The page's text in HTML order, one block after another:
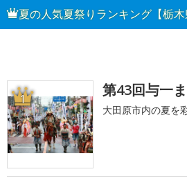
夏の人気夏祭りランキング【栃木
1 第43回与一
大田原市内の夏を